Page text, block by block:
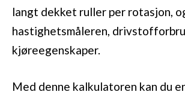
langt dekket ruller per rotasjon,
hastighetsmåleren,
kjøreegenskaper.
Med denne kalkulatoren kan du